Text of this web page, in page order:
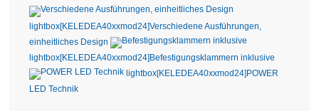
lightbox[KELEDEA40xxmod24]Verschiedene Ausführungen,
einheitliches Design
lightbox[KELEDEA40xxmod24] Befestigungsklammern inklusive
lightbox[KELEDEA40xxmod24] POWER
LED Technik